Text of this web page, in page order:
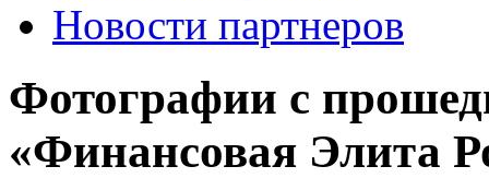
Новости партнеров
Фотографии с
«Финансовая Элита